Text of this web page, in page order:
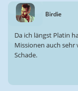
Birdie
Da ich längst Platin
Missionen auch
Schade.